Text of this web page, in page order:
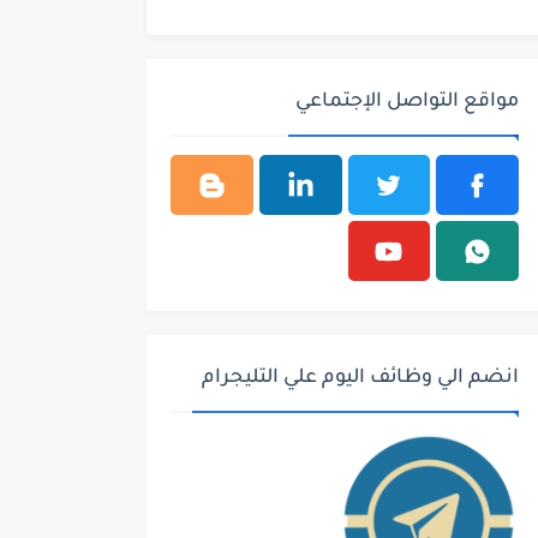
مواقع التواصل الإجتماعي
انضم الي وظائف اليوم علي التليجرام